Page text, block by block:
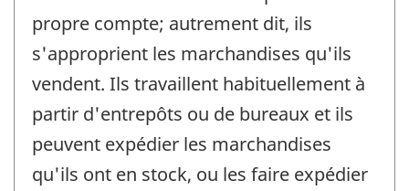
propre compte; autrement dit, ils
s'approprient les marchandises qu'ils
vendent. Ils travaillent habituellement à
partir d'entrepôts ou de bureaux et ils
peuvent expédier les marchandises
qu'ils ont en stock, ou les faire expédier